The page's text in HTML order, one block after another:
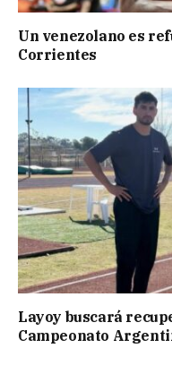
Un venezolano es
Corrientes
Layoy buscará
Campeonato